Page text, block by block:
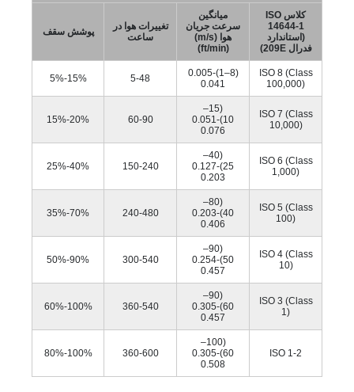
کلاس ISO
14644-1
(استاندارد
فدرال 209E)
میانگین
سرعت جریان
هوا (m/s)
(ft/min)
تغییرات هوا در
ساعت
پوشش سقف
ISO 8 (Class
100,000)
(8–1)0.005-
0.041
5-48
15%-5%
ISO 7 (Class
10,000)
(15–
10)0.051-
0.076
60-90
20%-15%
ISO 6 (Class
1,000)
(40–
25)0.127-
0.203
150-240
40%-25%
ISO 5 (Class
100)
(80–
40)0.203-
0.406
240-480
70%-35%
ISO 4 (Class
10)
(90–
50)0.254-
0.457
300-540
90%-50%
ISO 3 (Class
1)
(90–
60)0.305-
0.457
360-540
100%-60%
ISO 1-2
(100–
60)0.305-
0.508
360-600
100%-80%